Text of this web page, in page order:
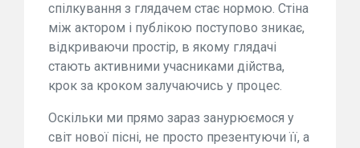
спілкування з глядачем стає нормою. Стіна
між актором і публікою поступово зникає,
відкриваючи простір, в якому глядачі
стають активними учасниками дійства,
крок за кроком залучаючись у процес.
Оскільки ми прямо зараз занурюємося у
світ нової пісні, не просто презентуючи її, а